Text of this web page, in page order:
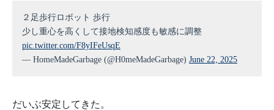
２足歩行ロボット 歩行
少し重心を高くして接地検知感度も敏感に調整
pic.twitter.com/F8yIFeUsqE
— HomeMadeGarbage (@H0meMadeGarbage) June 22, 2025
だいぶ安定してきた。